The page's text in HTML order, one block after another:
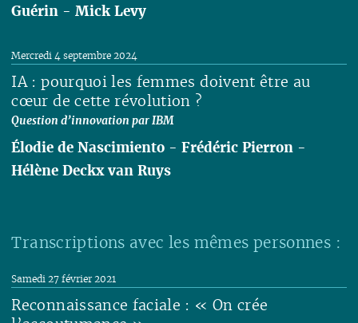
Guérin -Mick Levy
Lire
IA : pourquoi les femmes doivent être au
cœur de cette révolution ?
Question d’innovation par IBM
Mercredi 4 septembre 2024
Élodie de Nascimiento -Frédéric Pierron -
Hélène Deckx van Ruys
Transcriptions avec les mêmes personnes :
Reconnaissance faciale : « On crée
Samedi 27 février 2021